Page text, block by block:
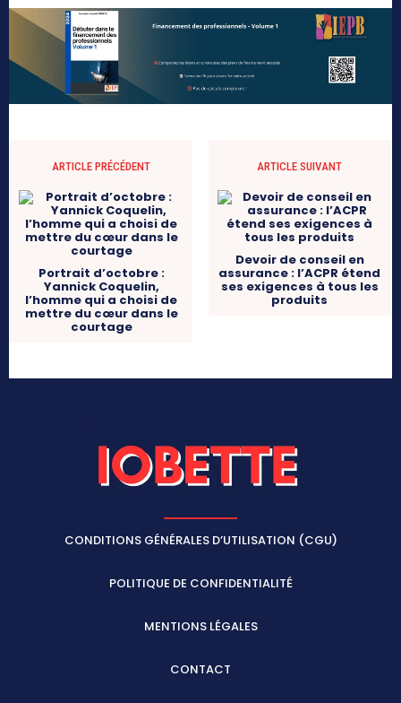
ARTICLE PRÉCÉDENT
Portrait d’octobre :
Yannick Coquelin,
l’homme qui a choisi de
mettre du cœur dans le
courtage
ARTICLE SUIVANT
Devoir de conseil en
assurance : l’ACPR étend
ses exigences à tous les
produits
CONDITIONS GÉNÉRALES D’UTILISATION (CGU)
POLITIQUE DE CONFIDENTIALITÉ
MENTIONS LÉGALES
CONTACT